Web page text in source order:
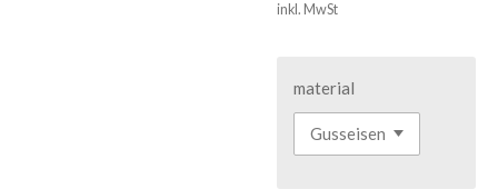
inkl. MwSt
material